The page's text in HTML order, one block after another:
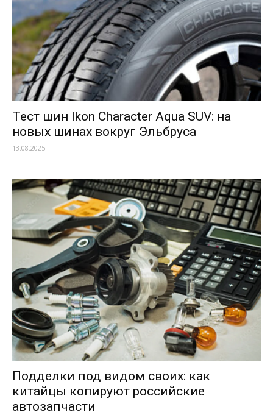
Тест шин Ikon Character Aqua SUV: на
новых шинах вокруг Эльбруса
13.08.2025
Подделки под видом своих: как
китайцы копируют российские
автозапчасти